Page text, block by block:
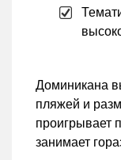
Доминикана
пляжей и
проигрывает
занимает